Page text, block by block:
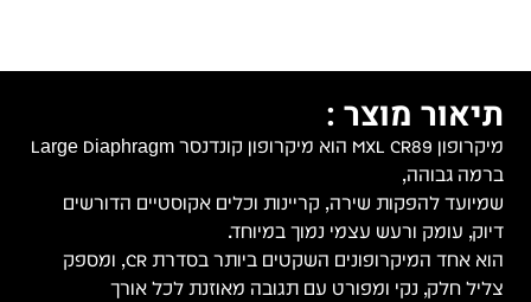
תיאור מוצר :
מיקרופון MXL CR89 הוא מיקרופון קונדנסר Large Diaphragm
ברמה גבוהה,
שמיועד להפקות שירה, קריינות וכלים אקוסטיים הדורשים
דיוק, עומק ורעש עצמי נמוך במיוחד.
הוא אחד המיקרופונים השקטים ביותר בסדרת CR, ומספק
צליל חלק, נקי ומפורט עם תגובה מאוזנת לכל אורך